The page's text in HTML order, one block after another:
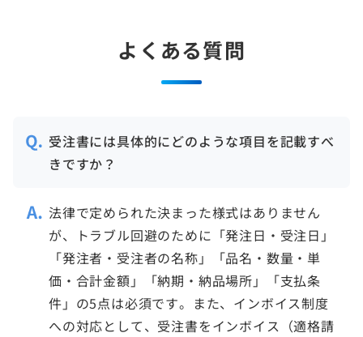
よくある質問
受注書には具体的にどのような項目を記載すべ
きですか？
法律で定められた決まった様式はありません
が、トラブル回避のために「発注日・受注日」
「発注者・受注者の名称」「品名・数量・単
価・合計金額」「納期・納品場所」「支払条
件」の5点は必須です。また、インボイス制度
への対応として、受注書をインボイス（適格請